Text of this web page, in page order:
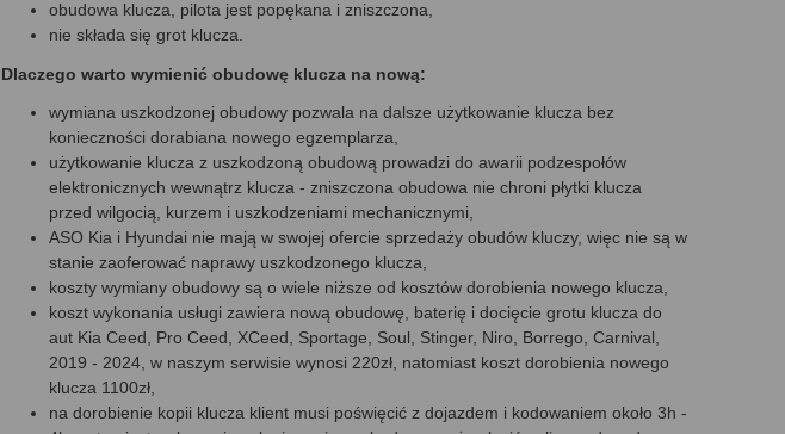
obudowa klucza, pilota jest popękana i zniszczona,
nie składa się grot klucza.
Dlaczego warto wymienić obudowę klucza na nową:
wymiana uszkodzonej obudowy pozwala na dalsze użytkowanie klucza bez
konieczności dorabiana nowego egzemplarza,
użytkowanie klucza z uszkodzoną obudową prowadzi do awarii podzespołów
elektronicznych wewnątrz klucza - zniszczona obudowa nie chroni płytki klucza
przed wilgocią, kurzem i uszkodzeniami mechanicznymi,
ASO Kia i Hyundai nie mają w swojej ofercie sprzedaży obudów kluczy, więc nie są w
stanie zaoferować naprawy uszkodzonego klucza,
koszty wymiany obudowy są o wiele niższe od kosztów dorobienia nowego klucza,
koszt wykonania usługi zawiera nową obudowę, baterię i docięcie grotu klucza do
aut Kia Ceed, Pro Ceed, XCeed, Sportage, Soul, Stinger, Niro, Borrego, Carnival,
2019 - 2024, w naszym serwisie wynosi 220zł, natomiast koszt dorobienia nowego
klucza 1100zł,
na dorobienie kopii klucza klient musi poświęcić z dojazdem i kodowaniem około 3h -